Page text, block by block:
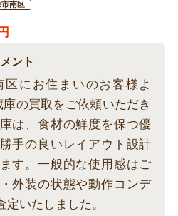
南区
ント
にお住まいのお客様よ
の買取をご依頼いただき
は、食材の鮮度を保つ優
手の良いレイアウト設計
す。一般的な使用感はご
外装の状態や動作コンデ
定いたしました。